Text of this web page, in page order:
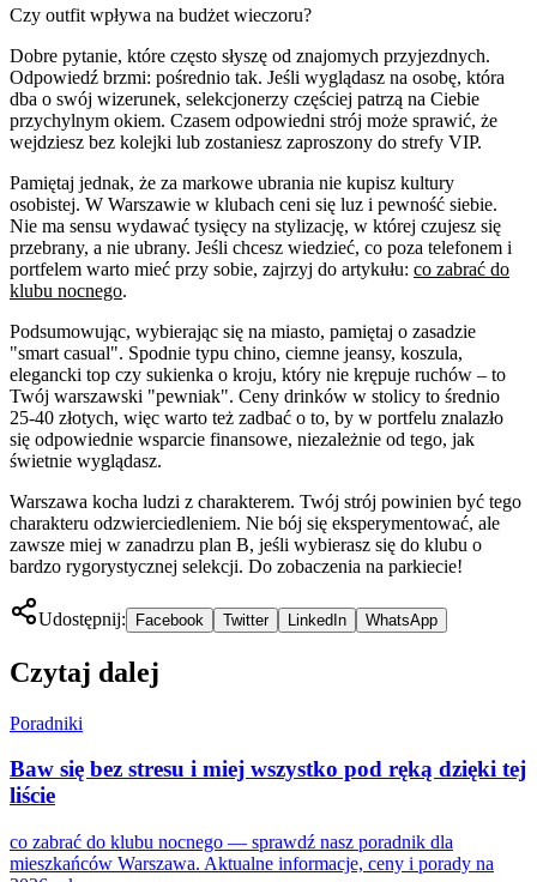
Czy outfit wpływa na budżet wieczoru?
Dobre pytanie, które często słyszę od znajomych przyjezdnych.
Odpowiedź brzmi: pośrednio tak. Jeśli wyglądasz na osobę, która
dba o swój wizerunek, selekcjonerzy częściej patrzą na Ciebie
przychylnym okiem. Czasem odpowiedni strój może sprawić, że
wejdziesz bez kolejki lub zostaniesz zaproszony do strefy VIP.
Pamiętaj jednak, że za markowe ubrania nie kupisz kultury
osobistej. W Warszawie w klubach ceni się luz i pewność siebie.
Nie ma sensu wydawać tysięcy na stylizację, w której czujesz się
przebrany, a nie ubrany. Jeśli chcesz wiedzieć, co poza telefonem i
portfelem warto mieć przy sobie, zajrzyj do artykułu: co zabrać do
klubu nocnego.
Podsumowując, wybierając się na miasto, pamiętaj o zasadzie
"smart casual". Spodnie typu chino, ciemne jeansy, koszula,
elegancki top czy sukienka o kroju, który nie krępuje ruchów – to
Twój warszawski "pewniak". Ceny drinków w stolicy to średnio
25-40 złotych, więc warto też zadbać o to, by w portfelu znalazło
się odpowiednie wsparcie finansowe, niezależnie od tego, jak
świetnie wyglądasz.
Warszawa kocha ludzi z charakterem. Twój strój powinien być tego
charakteru odzwierciedleniem. Nie bój się eksperymentować, ale
zawsze miej w zanadrzu plan B, jeśli wybierasz się do klubu o
bardzo rygorystycznej selekcji. Do zobaczenia na parkiecie!
Udostępnij: Facebook Twitter LinkedIn WhatsApp
Czytaj dalej
Poradniki
Baw się bez stresu i miej wszystko pod ręką dzięki tej
liście
co zabrać do klubu nocnego — sprawdź nasz poradnik dla
mieszkańców Warszawa. Aktualne informacje, ceny i porady na